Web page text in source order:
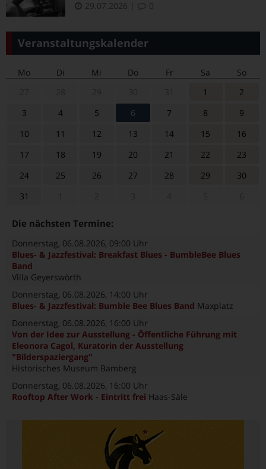
29.07.2026 0
Veranstaltungskalender
Mo Di Mi Do Fr Sa
So
1
2
3
4 5 6 7 8
9
10
11 12 13 14 15
16
17
18 19 20 21 22
23
24
25 26 27 28 29
30
31
Die nächsten Termine:
Donnerstag, 06.08.2026, 09:00 Uhr
Blues- & Jazzfestival: Breakfast Blues - BumbleBee Blues
Band
Villa Geyerswörth
Donnerstag, 06.08.2026, 14:00 Uhr
Blues- & Jazzfestival: Bumble Bee Blues Band Maxplatz
Donnerstag, 06.08.2026, 16:00 Uhr
Von der Idee zur Ausstellung - Öffentliche Führung mit
Eleonora Cagol, Kuratorin der Ausstellung
"Bilderspaziergang"
Historisches Museum Bamberg
Donnerstag, 06.08.2026, 16:00 Uhr
Rooftop After Work - Eintritt frei Haas-Säle